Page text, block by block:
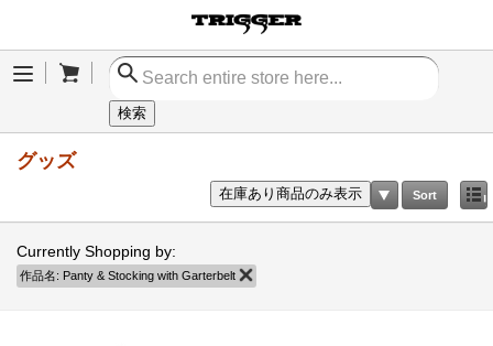
Menu
検索
グッズ
Sort
在庫あり商品のみ表示
Currently Shopping by:
作品名: Panty & Stocking with Garterbelt